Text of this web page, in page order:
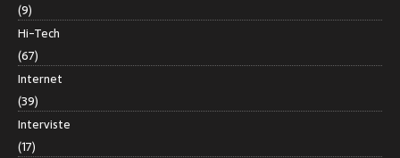
(9)
Hi-Tech
(67)
Internet
(39)
Interviste
(17)